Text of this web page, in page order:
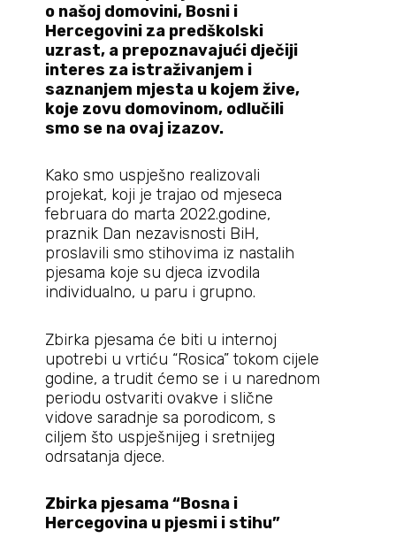
o našoj domovini, Bosni i
Hercegovini za predškolski
uzrast, a prepoznavajući dječiji
interes za istraživanjem i
saznanjem mjesta u kojem žive,
koje zovu domovinom, odlučili
smo se na ovaj izazov.
Kako smo uspješno realizovali
projekat, koji je trajao od mjeseca
februara do marta 2022.godine,
praznik Dan nezavisnosti BiH,
proslavili smo stihovima iz nastalih
pjesama koje su djeca izvodila
individualno, u paru i grupno.
Zbirka pjesama će biti u internoj
upotrebi u vrtiću “Rosica” tokom cijele
godine, a trudit ćemo se i u narednom
periodu ostvariti ovakve i slične
vidove saradnje sa porodicom, s
ciljem što uspješnijeg i sretnijeg
odrsatanja djece.
Zbirka pjesama “Bosna i
Hercegovina u pjesmi i stihu”